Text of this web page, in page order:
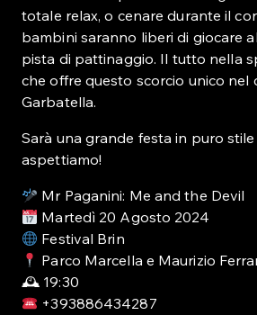
totale relax, o cenare durante il
bambini saranno liberi di giocare
pista di pattinaggio. Il tutto nella
che offre questo scorcio unico nel
Garbatella.
Sarà una grande festa in puro stile
aspettiamo!
Mr Paganini: Me and the Devil
Martedì 20 Agosto 2024
Festival Brin
Parco Marcella e Maurizio
🕰 19:30
+393886434287